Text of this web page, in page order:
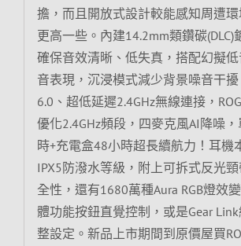
擔，而且開放式設計較能感知周遭
更高一些。內建14.2mm類鑽碳(DLC)
確保音效清晰、低失真，搭配幻擬
音表現，沉浸模式減少背景噪音干
6.0、超低延遲2.4GHz無線連接，
優化2.4GHz頻段，四麥克風AI降噪
時+充電盒48小時超長續航力！耳機
IPX5防潑水等級，附上可拆式反光
全性，還有1680萬種Aura RGB燈效
體功能按鈕直覺控制，或是Gear Link
整設定。新品上市期間到原價屋買